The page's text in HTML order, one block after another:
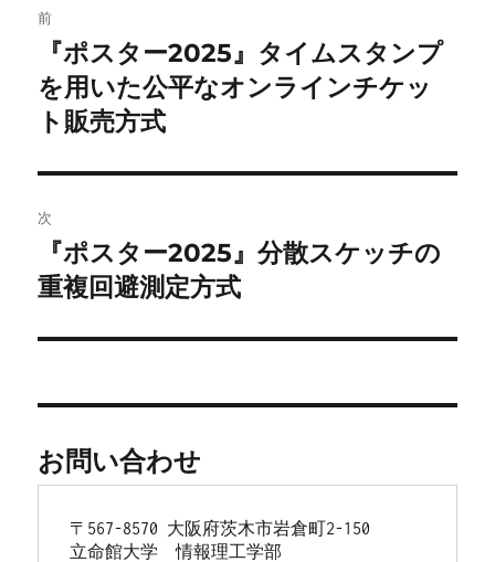
稿
ナ
ビ
ゲ
ー
シ
前
前
の
投
『ポスター2025』タイムスタンプ
を用いた公平なオンラインチケッ
ト販売方式
次
次
の
稿:
『ポスター2025』分散スケッチの
重複回避測定方式
お問い合わせ
〒567-8570 大阪府茨木市岩倉町2-150
立命館大学　情報理工学部